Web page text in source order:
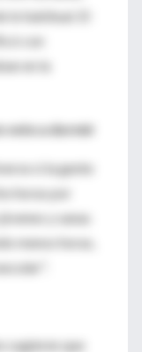
lo habitual. El
con
en la
vete a dormir
si la gente
horas por
y sanas
menos horas,
sugieren que